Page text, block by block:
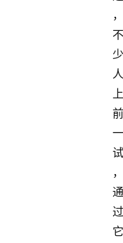
，
不
少
人
上
前
一
试
，
通
过
它